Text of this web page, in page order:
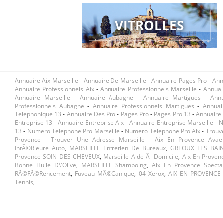
VITROLLES
Annuaire Aix Marseille - Annuaire De Marseille -Annuaire Pages Pro -
Annuaire Professionnels Aix -Annuaire Professionnels Marseille -
Annuaire Marseille - Annuaire Aubagne - Annuaire Martigues -
Professionnels Aubagne -Annuaire Professionnels Martigues -
Telephonique 13 - Annuaire Des Pro- Pages Pro- Pages Pro 13 -Annuaire
Entreprise 13 -Annuaire Entreprise Aix -Annuaire Entreprise Marseille -
13 - Numero Telephone Pro Marseille - Numero Telephone Pro Aix-
Provence - Trouver Une Adresse Marseille - Aix En Provence
IntÃ©rieure Auto, MARSEILLE Entretien De Bureaux, GREOUX LES
Provence SOIN DES CHEVEUX, Marseille Aide Ã Domicile, Aix En
Bonne Huile D\'olive, MARSEILLE Shampoing, Aix En Provence
RÃ©fÃ©rencement, Fuveau MÃ©canique, 04 Xerox, AIX EN
Tennis,